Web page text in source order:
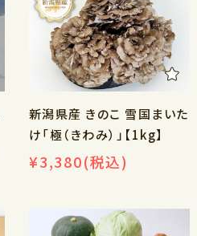
新潟県産 きのこ 雪国まいた
け「極（きわみ）」【1kg】
¥3,380(税込)